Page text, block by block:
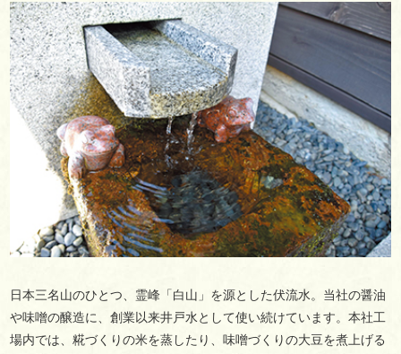
日本三名山のひとつ、霊峰「白山」を源とした伏流水。当社の醤油
や味噌の醸造に、創業以来井戸水として使い続けています。本社工
場内では、糀づくりの米を蒸したり、味噌づくりの大豆を煮上げる